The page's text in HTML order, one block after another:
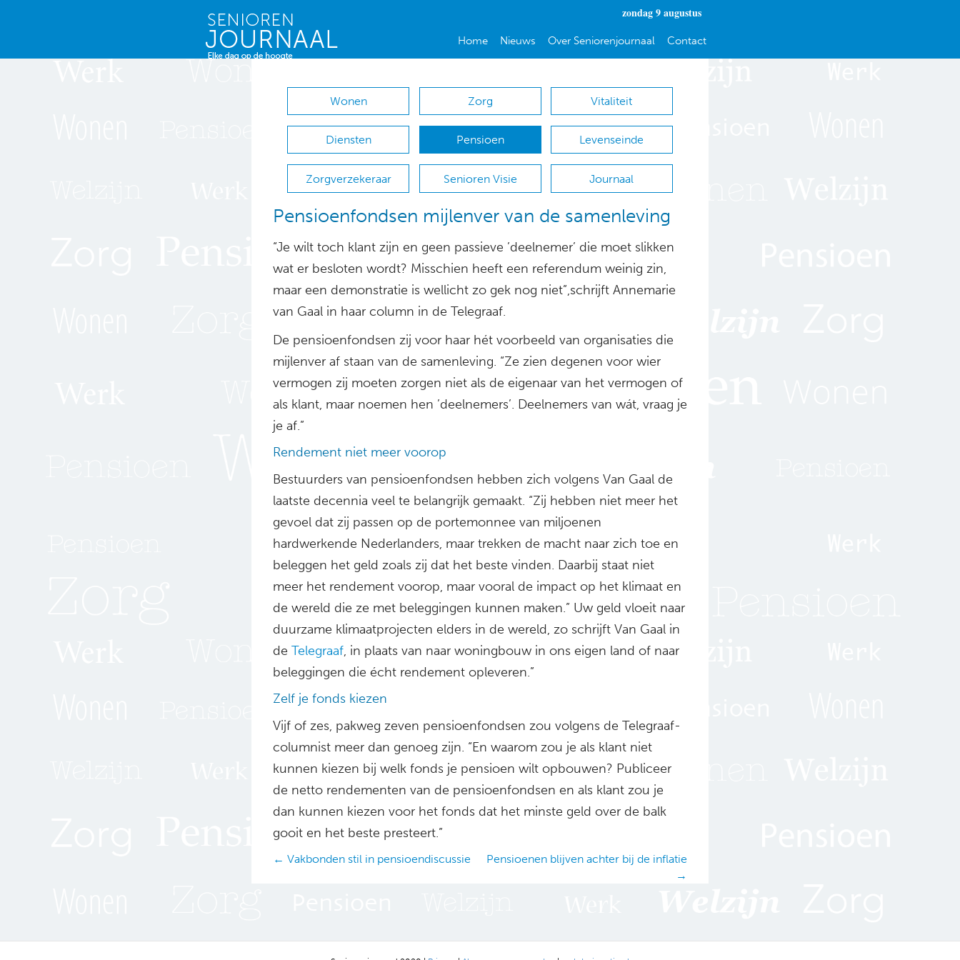
zondag 9 augustus
Home Nieuws Over Seniorenjournaal Contact
Wonen Zorg Vitaliteit
Diensten Pensioen Levenseinde
Zorgverzekeraar Senioren Visie Journaal
Pensioenfondsen mijlenver van de samenleving
“Je wilt toch klant zijn en geen passieve ’deelnemer’ die moet slikken
wat er besloten wordt? Misschien heeft een referendum weinig zin,
maar een demonstratie is wellicht zo gek nog niet”,schrijft Annemarie
van Gaal in haar column in de Telegraaf.
De pensioenfondsen zij voor haar hét voorbeeld van organisaties die
mijlenver af staan van de samenleving. “Ze zien degenen voor wier
vermogen zij moeten zorgen niet als de eigenaar van het vermogen of
als klant, maar noemen hen ’deelnemers’. Deelnemers van wát, vraag je
je af.”
Rendement niet meer voorop
Bestuurders van pensioenfondsen hebben zich volgens Van Gaal de
laatste decennia veel te belangrijk gemaakt. “Zij hebben niet meer het
gevoel dat zij passen op de portemonnee van miljoenen
hardwerkende Nederlanders, maar trekken de macht naar zich toe en
beleggen het geld zoals zij dat het beste vinden. Daarbij staat niet
meer het rendement voorop, maar vooral de impact op het klimaat en
de wereld die ze met beleggingen kunnen maken.” Uw geld vloeit naar
duurzame klimaatprojecten elders in de wereld, zo schrijft Van Gaal in
de Telegraaf, in plaats van naar woningbouw in ons eigen land of naar
beleggingen die écht rendement opleveren.”
Zelf je fonds kiezen
Vijf of zes, pakweg zeven pensioenfondsen zou volgens de Telegraaf-
columnist meer dan genoeg zijn. “En waarom zou je als klant niet
kunnen kiezen bij welk fonds je pensioen wilt opbouwen? Publiceer
de netto rendementen van de pensioenfondsen en als klant zou je
dan kunnen kiezen voor het fonds dat het minste geld over de balk
gooit en het beste presteert.”
Posts
← Vakbonden stil in pensioendiscussie
Pensioenen blijven achter bij de inflatie
→